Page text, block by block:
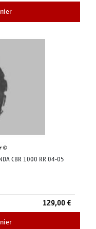
CBR 1000 RR 04-05
129,00 €